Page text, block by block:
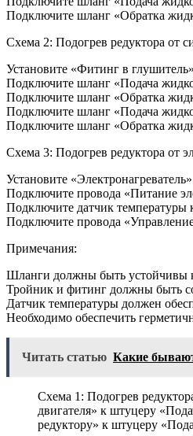
Подключите шланг «Обратка
Схема 2: Подогрев редуктора от
Установите «Фитинг в
Подключите шланг «Подача
Подключите шланг «Обратка
Подключите шланг «Подача
Подключите шланг «Обратка
Схема 3: Подогрев редуктора от
Установите
Подключите провода «Питание
Подключите датчик температуры
Подключите провода «Управление
Примечания:
Шланги должны быть устойчивы
Тройник и фитинг должны быть
Датчик температуры должен
Необходимо обеспечить
Читать статью Какие
Схема 1: Подогрев
двигателя» к штуцеру
редуктору» к штуцеру